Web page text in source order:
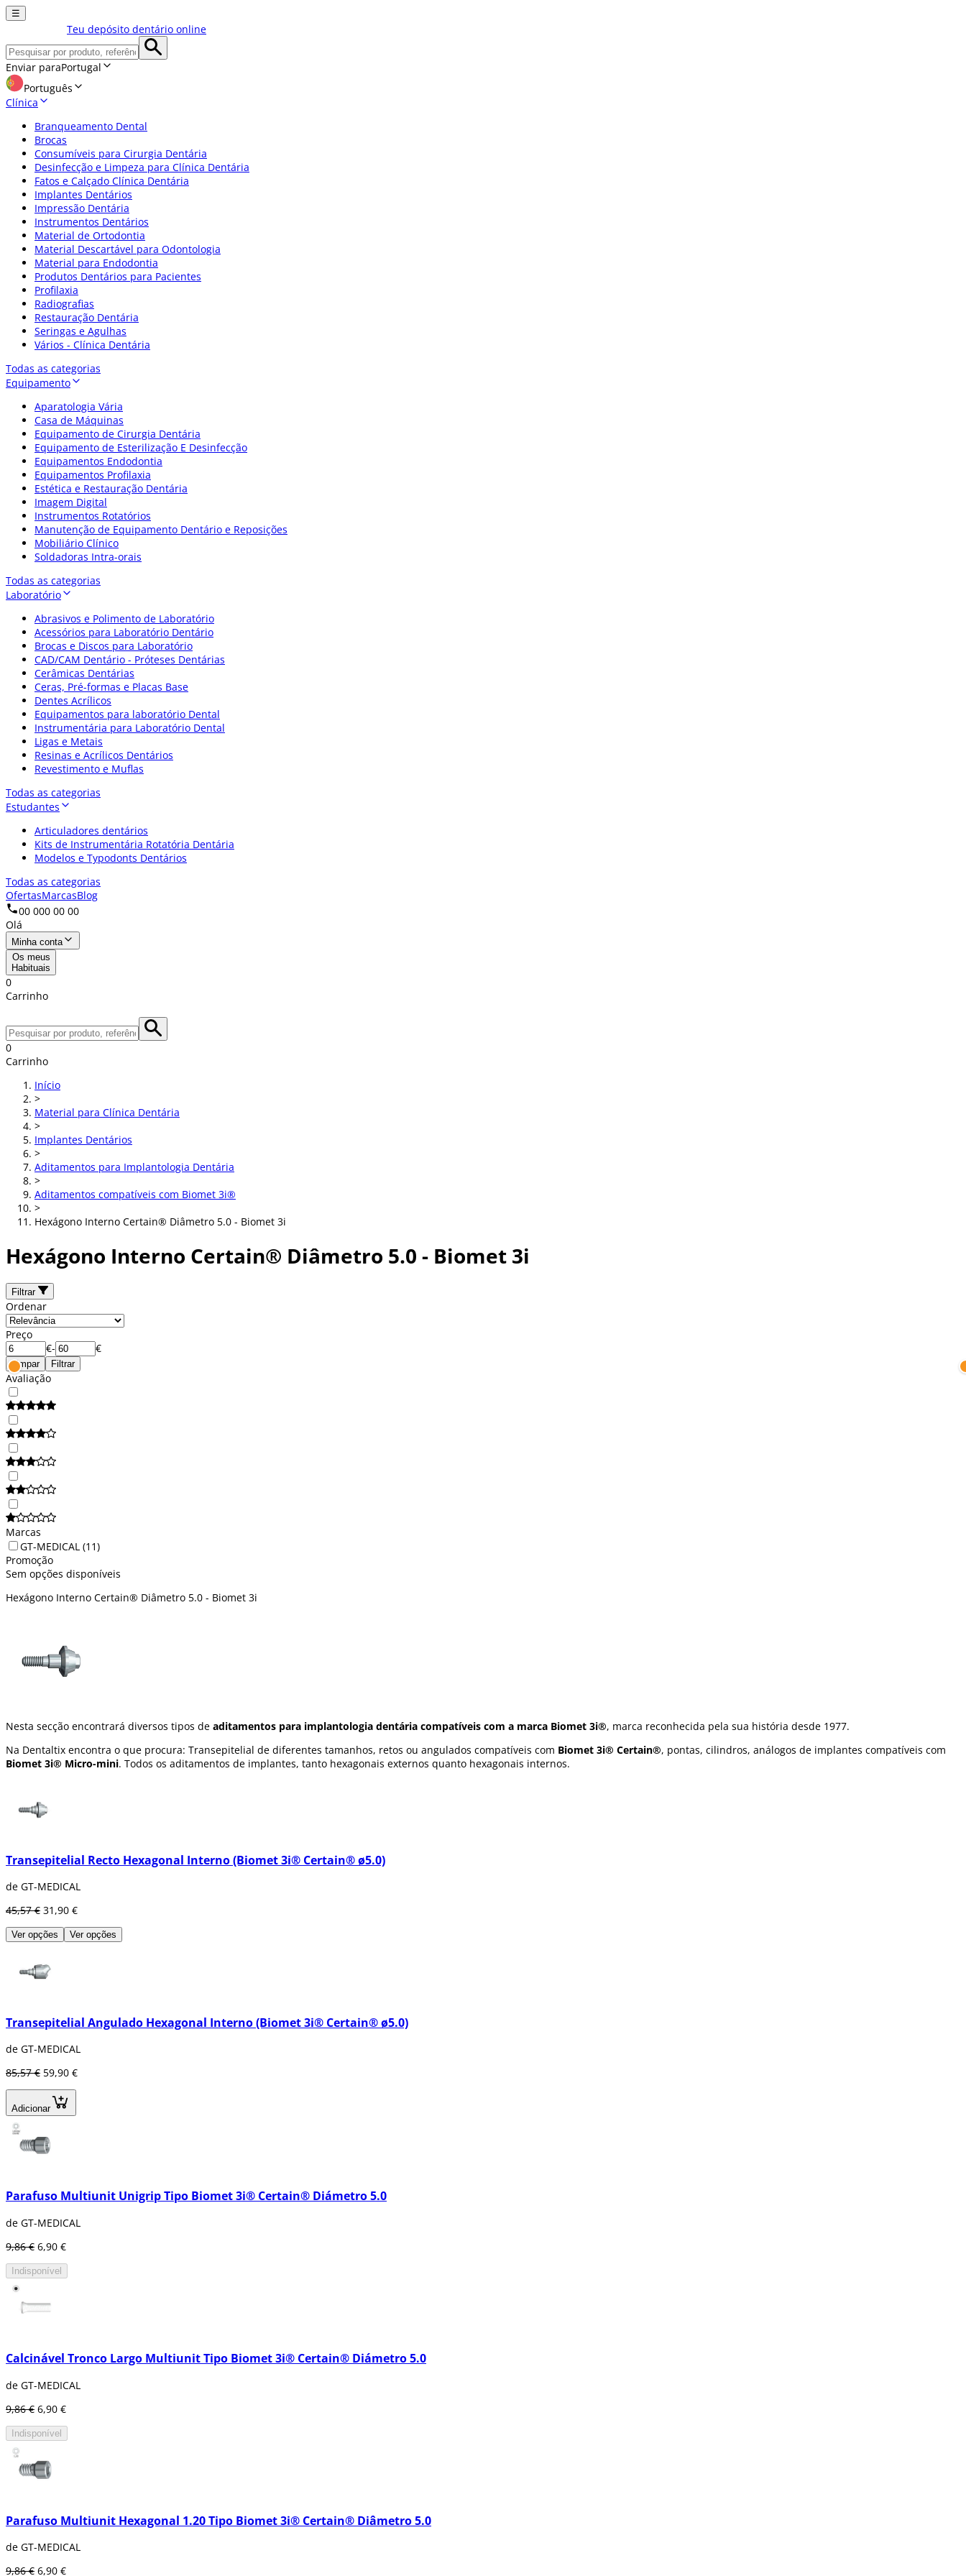
☰
Teu depósito dentário online
Enviar paraPortugal
Português
Clínica
Branqueamento Dental
Brocas
Consumíveis para Cirurgia Dentária
Desinfecção e Limpeza para Clínica Dentária
Fatos e Calçado Clínica Dentária
Implantes Dentários
Impressão Dentária
Instrumentos Dentários
Material de Ortodontia
Material Descartável para Odontologia
Material para Endodontia
Produtos Dentários para Pacientes
Profilaxia
Radiografias
Restauração Dentária
Seringas e Agulhas
Vários - Clínica Dentária
Todas as categorias
Equipamento
Aparatologia Vária
Casa de Máquinas
Equipamento de Cirurgia Dentária
Equipamento de Esterilização E Desinfecção
Equipamentos Endodontia
Equipamentos Profilaxia
Estética e Restauração Dentária
Imagem Digital
Instrumentos Rotatórios
Manutenção de Equipamento Dentário e Reposições
Mobiliário Clínico
Soldadoras Intra-orais
Todas as categorias
Laboratório
Abrasivos e Polimento de Laboratório
Acessórios para Laboratório Dentário
Brocas e Discos para Laboratório
CAD/CAM Dentário - Próteses Dentárias
Cerâmicas Dentárias
Ceras, Pré-formas e Placas Base
Dentes Acrílicos
Equipamentos para laboratório Dental
Instrumentária para Laboratório Dental
Ligas e Metais
Resinas e Acrílicos Dentários
Revestimento e Muflas
Todas as categorias
Estudantes
Articuladores dentários
Kits de Instrumentária Rotatória Dentária
Modelos e Typodonts Dentários
Todas as categorias
OfertasMarcasBlog
00 000 00 00
Olá
Minha conta
Os meus
Habituais
0
Carrinho
0
Carrinho
Início
>
Material para Clínica Dentária
>
Implantes Dentários
>
Aditamentos para Implantologia Dentária
>
Aditamentos compatíveis com Biomet 3i®
>
Hexágono Interno Certain® Diâmetro 5.0 - Biomet 3i
Hexágono Interno Certain® Diâmetro 5.0 - Biomet 3i
Filtrar
Ordenar
Preço
€- €
Limpar Filtrar
Avaliação
Marcas
GT-MEDICAL (11)
Promoção
Sem opções disponíveis
Hexágono Interno Certain® Diâmetro 5.0 - Biomet 3i
Nesta secção encontrará diversos tipos de aditamentos para implantologia dentária compatíveis com a marca Biomet 3i®, marca reconhecida pela sua história desde 1977.
Na Dentaltix encontra o que procura: Transepitelial de diferentes tamanhos, retos ou angulados compatíveis com Biomet 3i® Certain®, pontas, cilindros, análogos de implantes compatíveis com
Biomet 3i® Micro-mini. Todos os aditamentos de implantes, tanto hexagonais externos quanto hexagonais internos.
Transepitelial Recto Hexagonal Interno (Biomet 3i® Certain® ø5.0)
de GT-MEDICAL
45,57 € 31,90 €
Ver opções Ver opções
Transepitelial Angulado Hexagonal Interno (Biomet 3i® Certain® ø5.0)
de GT-MEDICAL
85,57 € 59,90 €
Adicionar
Parafuso Multiunit Unigrip Tipo Biomet 3i® Certain® Diámetro 5.0
de GT-MEDICAL
9,86 € 6,90 €
Indisponível
Calcinável Tronco Largo Multiunit Tipo Biomet 3i® Certain® Diámetro 5.0
de GT-MEDICAL
9,86 € 6,90 €
Indisponível
Parafuso Multiunit Hexagonal 1.20 Tipo Biomet 3i® Certain® Diâmetro 5.0
de GT-MEDICAL
9,86 € 6,90 €